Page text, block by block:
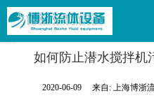
如何防止潜水搅拌机
2020-06-09 来自:上海博浙